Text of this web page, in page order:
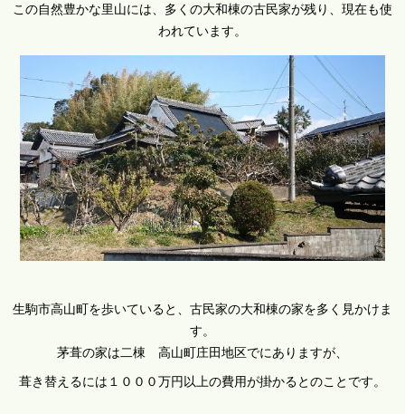
この自然豊かな里山には、多くの大和棟の古民家が残り、現在も使
われています。
生駒市高山町を歩いていると、古民家の大和棟の家を多く見かけま
す。
茅葺の家は二棟 高山町庄田地区でにありますが、
葺き替えるには１０００万円以上の費用が掛かるとのことです。